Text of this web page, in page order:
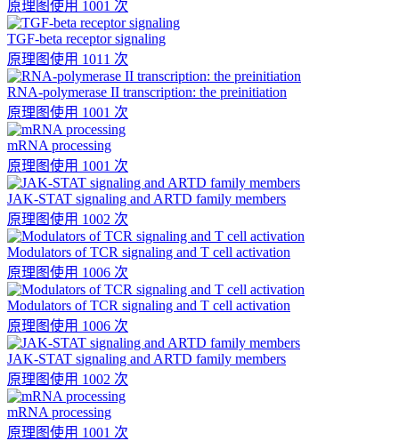
原理图使用 1001 次
TGF-beta receptor signaling
原理图使用 1011 次
RNA-polymerase II transcription: the preinitiation
原理图使用 1001 次
mRNA processing
原理图使用 1001 次
JAK-STAT signaling and ARTD family members
原理图使用 1002 次
Modulators of TCR signaling and T cell activation
原理图使用 1006 次
Modulators of TCR signaling and T cell activation
原理图使用 1006 次
JAK-STAT signaling and ARTD family members
原理图使用 1002 次
mRNA processing
原理图使用 1001 次